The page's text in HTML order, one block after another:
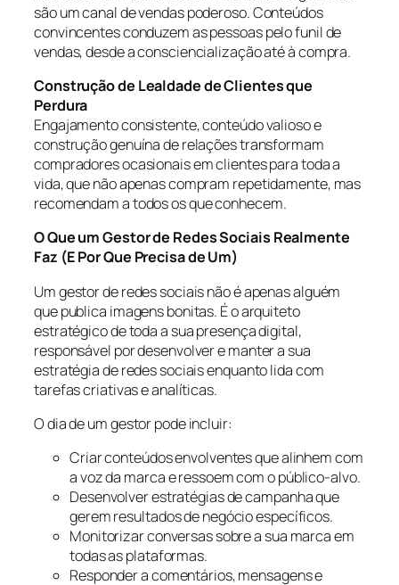
são um canal de vendas poderoso. Conteúdos
convincentes conduzem as pessoas pelo funil de
vendas, desde a consciencialização até à compra.
Construção de Lealdade de Clientes que
Perdura
Engajamento consistente, conteúdo valioso e
construção genuína de relações transformam
compradores ocasionais em clientes para toda a
vida, que não apenas compram repetidamente, mas
recomendam a todos os que conhecem.
O Que um Gestor de Redes Sociais Realmente
Faz (E Por Que Precisa de Um)
Um gestor de redes sociais não é apenas alguém
que publica imagens bonitas. É o arquiteto
estratégico de toda a sua presença digital,
responsável por desenvolver e manter a sua
estratégia de redes sociais enquanto lida com
tarefas criativas e analíticas.
O dia de um gestor pode incluir:
Criar conteúdos envolventes que alinhem com
a voz da marca e ressoem com o público-alvo.
Desenvolver estratégias de campanha que
gerem resultados de negócio específicos.
Monitorizar conversas sobre a sua marca em
todas as plataformas.
Responder a comentários, mensagens e